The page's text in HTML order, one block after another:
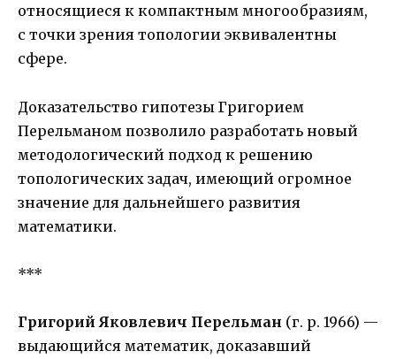
относящиеся к компактным многообразиям,
с точки зрения топологии эквивалентны
сфере.
Доказательство гипотезы Григорием
Перельманом позволило разработать новый
методологический подход к решению
топологических задач, имеющий огромное
значение для дальнейшего развития
математики.
***
Григорий Яковлевич Перельман (г. р. 1966) —
выдающийся математик, доказавший